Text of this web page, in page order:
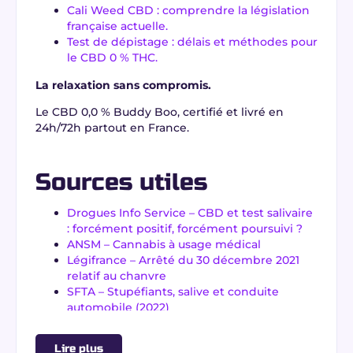
Cali Weed CBD : comprendre la législation
française actuelle.
Test de dépistage : délais et méthodes pour
le CBD 0 % THC.
La relaxation sans compromis.
Le CBD 0,0 % Buddy Boo, certifié et livré en
24h/72h partout en France.
Sources utiles
Drogues Info Service – CBD et test salivaire
: forcément positif, forcément poursuivi ?
ANSM – Cannabis à usage médical
Légifrance – Arrêté du 30 décembre 2021
relatif au chanvre
SFTA – Stupéfiants, salive et conduite
automobile (2022)
trafic
Lire plus